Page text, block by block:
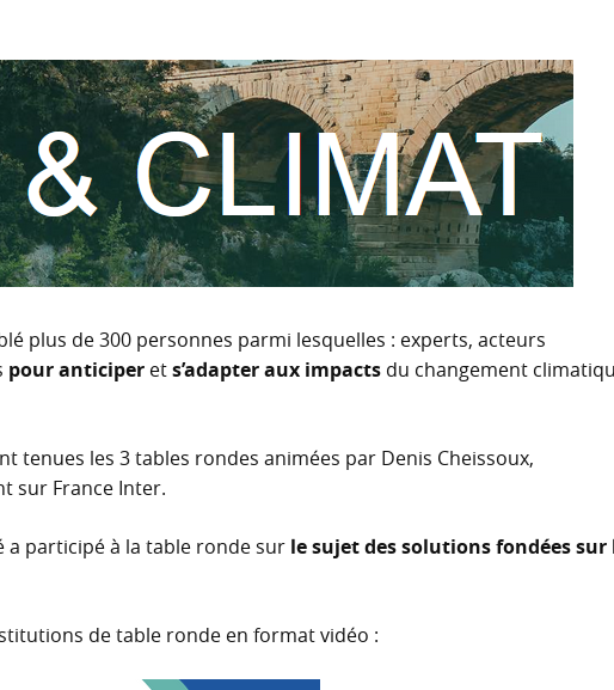
plus de 300 personnes parmi lesquelles : experts, acteurs
pour anticiper ets’adapter aux impacts du changement
tenues les 3 tables rondes animées par Denis Cheissoux,
sur France Inter.
a participé à la table ronde sur le sujet des solutions fondées sur
de table ronde en format vidéo :